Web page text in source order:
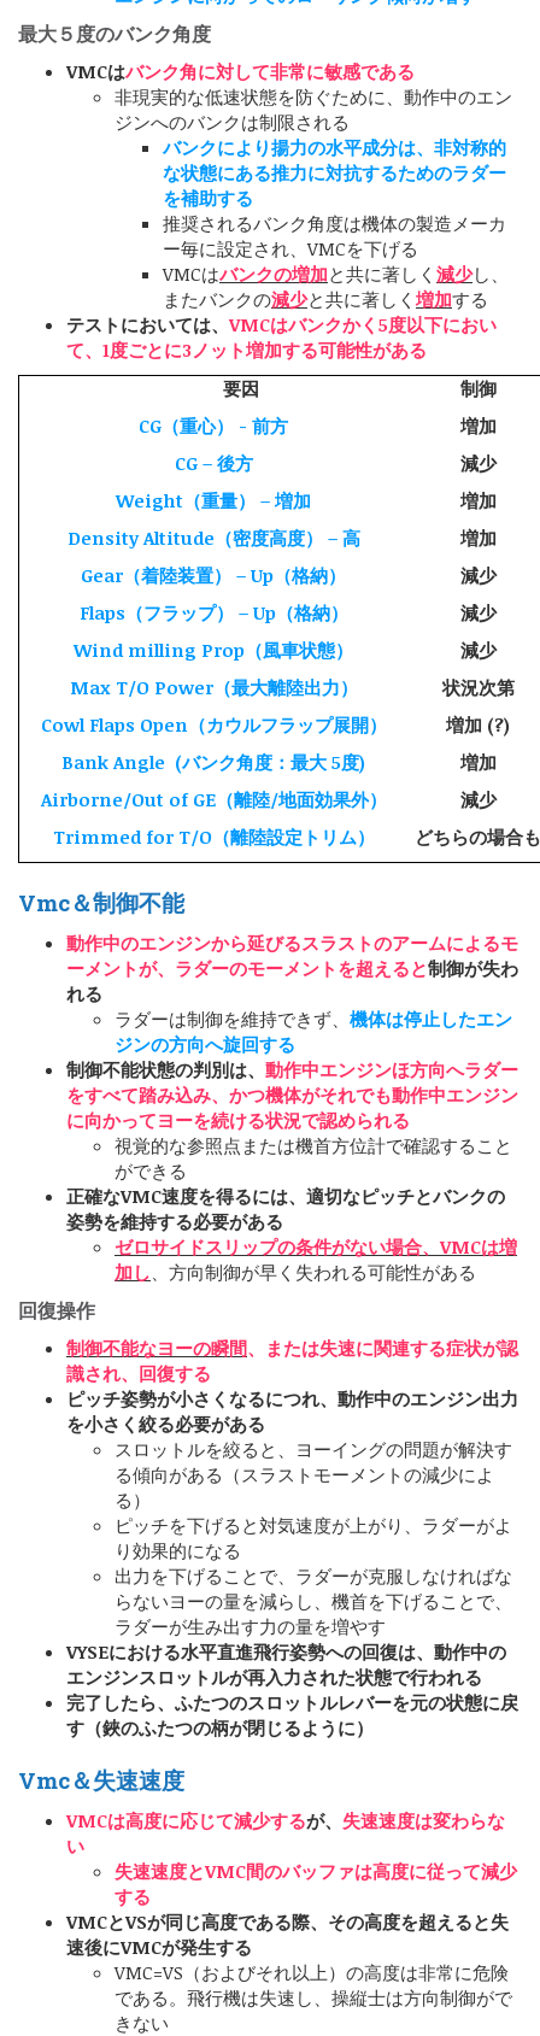
最大５度のバンク角度
VMCはバンク角に対して非常に敏感である
非現実的な低速状態を防ぐために、動作中のエン
ジンへのバンクは制限される
バンクにより揚力の水平成分は、非対称的
な状態にある推力に対抗するためのラダー
を補助する
推奨されるバンク角度は機体の製造メーカ
ー毎に設定され、VMCを下げる
VMCはバンクの増加と共に著しく 減少し、
またバンクの減少と共に著しく 増加する
テストにおいては、 VMCはバンクかく5度以下におい
て、1度ごとに3ノット増加する可能性がある
要因
制御
CG（重心） - 前方
増加
CG – 後方
減少
Weight（重量） – 増加
増加
Density Altitude（密度高度） – 高
増加
Gear（着陸装置） – Up（格納）
減少
Flaps（フラップ） – Up（格納）
減少
Wind milling Prop（風車状態）
減少
Max T/O Power（最大離陸出力）
状況次第
Cowl Flaps Open（カウルフラップ展開）
増加 (?)
Bank Angle (バンク角度：最大 5度)
増加
Airborne/Out of GE（離陸/地面効果外）
減少
Trimmed for T/O（離陸設定トリム）
どちらの場合も
Vmc＆制御不能
動作中のエンジンから延びるスラストのアームによるモ
ーメントが、ラダーのモーメントを超えると制御が失わ
れる
ラダーは制御を維持できず、 機体は停止したエン
ジンの方向へ旋回する
制御不能状態の判別は、 動作中エンジンほ方向へラダー
をすべて踏み込み、かつ機体がそれでも動作中エンジン
に向かってヨーを続ける状況で認められる
視覚的な参照点または機首方位計で確認すること
ができる
正確なVMC速度を得るには、適切なピッチとバンクの
姿勢を維持する必要がある
ゼロサイドスリップの条件がない場合、VMCは増
加し、方向制御が早く失われる可能性がある
回復操作
制御不能なヨーの瞬間、または失速に関連する症状が認
識され、回復する
ピッチ姿勢が小さくなるにつれ、動作中のエンジン出力
を小さく絞る必要がある
スロットルを絞ると、ヨーイングの問題が解決す
る傾向がある（スラストモーメントの減少によ
る）
ピッチを下げると対気速度が上がり、ラダーがよ
り効果的になる
出力を下げることで、ラダーが克服しなければな
らないヨーの量を減らし、機首を下げることで、
ラダーが生み出す力の量を増やす
VYSEにおける水平直進飛行姿勢への回復は、動作中の
エンジンスロットルが再入力された状態で行われる
完了したら、ふたつのスロットルレバーを元の状態に戻
す（鋏のふたつの柄が閉じるように）
Vmc＆失速速度
VMCは高度に応じて減少するが、 失速速度は変わらな
い
失速速度とVMC間のバッファは高度に従って減少
する
VMCとVSが同じ高度である際、その高度を超えると失
速後にVMCが発生する
VMC=VS（およびそれ以上）の高度は非常に危険
である。飛行機は失速し、操縦士は方向制御がで
きない